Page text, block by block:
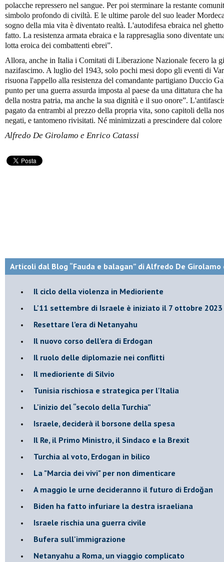
polacche repressero nel sangue. Per poi sterminare la restante
simbolo profondo di civiltà. E le ultime parole del suo leader
sogno della mia vita è diventato realtà. L'autodifesa ebraica nel
fatto. La resistenza armata ebraica e la rappresaglia sono diventate
lotta eroica dei combattenti ebrei”.
Allora, anche in Italia i Comitati di Liberazione Nazionale fecero la
nazifascimo. A luglio del 1943, solo pochi mesi dopo gli eventi di
risuona l'appello alla resistenza del comandante partigiano Duccio
punto per una guerra assurda imposta al paese da una dittatura che
della nostra patria, ma anche la sua dignità e il suo onore”.
pagato da entrambi al prezzo della propria vita, sono capitoli della
negati, e tantomeno rivisitati. Né minimizzati a prescindere dal
Alfredo De Girolamo e Enrico Catassi
Articoli dal Blog “Fauda e balagan” di Alfredo De Girolamo
Il ciclo della violenza in Medioriente
L'11 settembre di Israele è iniziato il 7 ottobre 2023
Resettare l’era di Netanyahu
​Il nuovo corso dell’era di Erdogan
Il ruolo delle diplomazie nei conflitti
Il medioriente di Silvio
Tunisia rischiosa e strategica per l'Italia
L'inizio del “secolo della Turchia”
Israele, deciderà il borsone della spesa
Il Re, il Primo Ministro, il Sindaco e la Brexit
Turchia al voto, Erdogan in bilico
La "Marcia dei vivi" per non dimenticare
A maggio le urne decideranno il futuro di Erdoğan
Biden ha fatto infuriare la destra israeliana
Israele rischia una guerra civile
Bufera sull'immigrazione
Netanyahu a Roma, un viaggio complicato